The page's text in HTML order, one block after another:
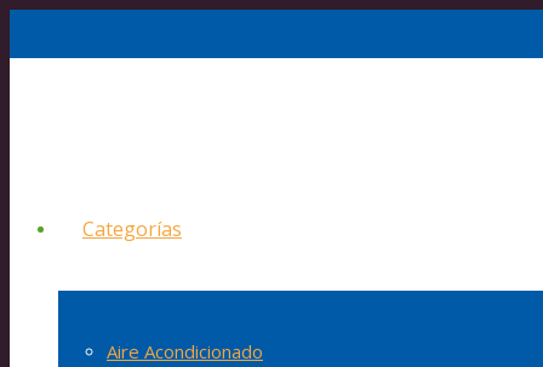
Categorías
Aire Acondicionado